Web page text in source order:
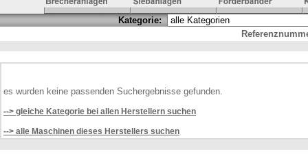
Kategorie:
es wurden keine passenden Suchergebnisse gefunden.
--> gleiche Kategorie bei allen Herstellern suchen
--> alle Maschinen dieses Herstellers suchen